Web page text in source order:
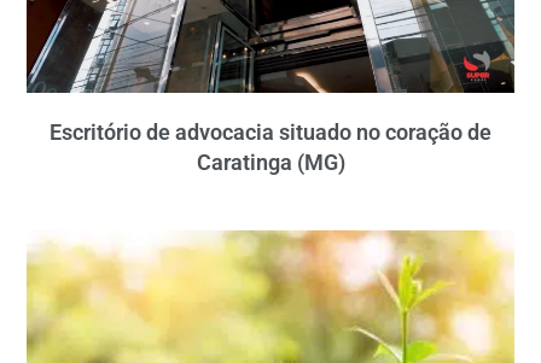
Escritório de advocacia situado no coração de
Caratinga (MG)